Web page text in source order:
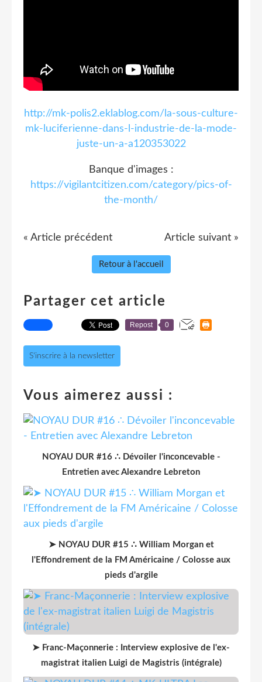
http://mk-polis2.eklablog.com/la-sous-culture-
mk-luciferienne-dans-l-industrie-de-la-mode-
juste-un-a-a120353022
Banque d'images :
https://vigilantcitizen.com/category/pics-of-
the-month/
« Article précédent Article suivant »
Retour à l'accueil
Partager cet article
Repost 0
S'inscrire à la newsletter
Vous aimerez aussi :
NOYAU DUR #16 ∴ Dévoiler l'inconcevable -
Entretien avec Alexandre Lebreton
➤ NOYAU DUR #15 ∴ William Morgan et
l'Effondrement de la FM Américaine / Colosse aux
pieds d'argile
➤ Franc-Maçonnerie : Interview explosive de l'ex-
magistrat italien Luigi de Magistris (intégrale)